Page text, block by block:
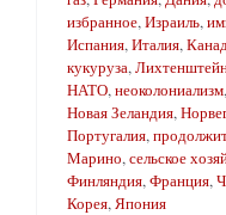
избранное,Израиль,
Испания,Италия,
кукуруза,
НАТО,неоколониализм,
Новая Зеландия,
Португалия,
Марино,сельское
Финляндия,Франция,
Корея,Япония